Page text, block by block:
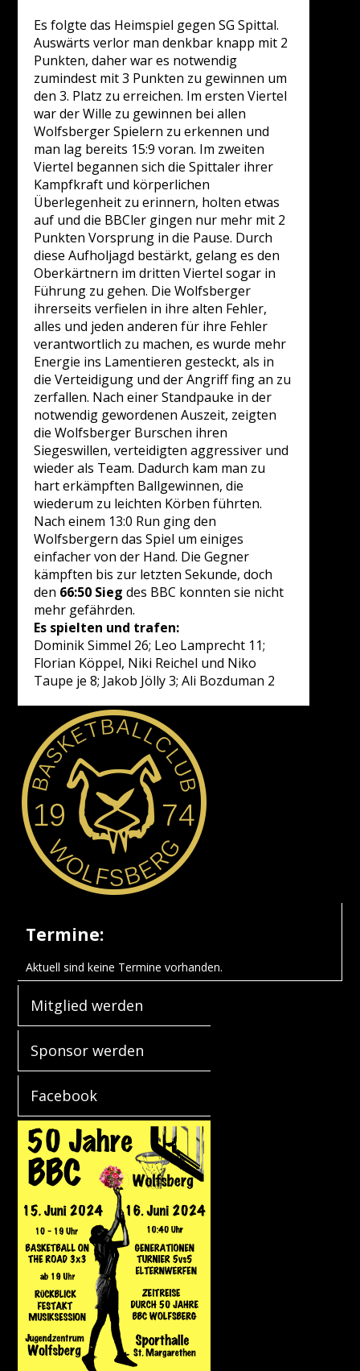
Es folgte das Heimspiel gegen SG Spittal.
Auswärts verlor man denkbar knapp mit 2
Punkten, daher war es notwendig
zumindest mit 3 Punkten zu gewinnen um
den 3. Platz zu erreichen. Im ersten Viertel
war der Wille zu gewinnen bei allen
Wolfsberger Spielern zu erkennen und
man lag bereits 15:9 voran. Im zweiten
Viertel begannen sich die Spittaler ihrer
Kampfkraft und körperlichen
Überlegenheit zu erinnern, holten etwas
auf und die BBCler gingen nur mehr mit 2
Punkten Vorsprung in die Pause. Durch
diese Aufholjagd bestärkt, gelang es den
Oberkärtnern im dritten Viertel sogar in
Führung zu gehen. Die Wolfsberger
ihrerseits verfielen in ihre alten Fehler,
alles und jeden anderen für ihre Fehler
verantwortlich zu machen, es wurde mehr
Energie ins Lamentieren gesteckt, als in
die Verteidigung und der Angriff fing an zu
zerfallen. Nach einer Standpauke in der
notwendig gewordenen Auszeit, zeigten
die Wolfsberger Burschen ihren
Siegeswillen, verteidigten aggressiver und
wieder als Team. Dadurch kam man zu
hart erkämpften Ballgewinnen, die
wiederum zu leichten Körben führten.
Nach einem 13:0 Run ging den
Wolfsbergern das Spiel um einiges
einfacher von der Hand. Die Gegner
kämpften bis zur letzten Sekunde, doch
den 66:50 Sieg des BBC konnten sie nicht
mehr gefährden.
Es spielten und trafen:
Dominik Simmel 26; Leo Lamprecht 11;
Florian Köppel, Niki Reichel und Niko
Taupe je 8; Jakob Jölly 3; Ali Bozduman 2
Termine:
Aktuell sind keine Termine vorhanden.
Mitglied werden
Sponsor werden
Facebook